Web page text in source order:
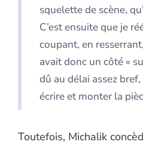
squelette de scène,
C’est ensuite que je
coupant, en
avait donc un côté «
dû au délai assez
écrire et monter la
Toutefois, Michalik